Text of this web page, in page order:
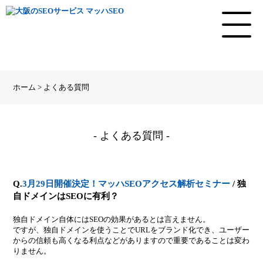
ホーム > よくある質問
- よくある質問 -
Q.3月29日開催決定！マッハSEOアクセス解析セミナー / 独
自ドメインはSEOに有利？
独自ドメイン自体にはSEOの効果があるとは言えません。
ですが、独自ドメインを使うことでURLをブランド化でき、ユーザー
からの信頼も高くなる利点などがありますので重要であることは変わ
りません。